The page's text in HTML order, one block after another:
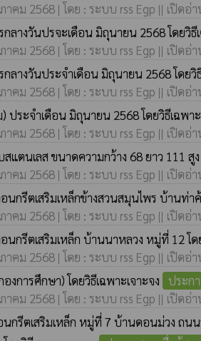
คม 2568 | โดย : ระบบ rss Egp || เปิดอ่
ลางวันปรจะเดือน มิถุนายน 2568 โดยวิธี
คม 2568 | โดย : ระบบ rss Egp || เปิดอ่
ลางวันประจำเดือน มิถุนายน 2568 โดยวิ
คม 2568 | โดย : ระบบ rss Egp || เปิดอ่
ประจำเดือน มิถุนายน 2568 โดยวิธีเฉพา
คม 2568 | โดย : ระบบ rss Egp || เปิดอ่
แตนเลส ขนาดความกว้าง 68 ยาว 111 สูง
คม 2568 | โดย : ระบบ rss Egp || เปิดอ่
นกรีตเสริมเหล็กข้างสวนสมุนไพร บ้านท่
คม 2568 | โดย : ระบบ rss Egp || เปิดอ่
กรีตเสริมเหล็ก บ้านนาหลวง หมู่ที่ 12 โด
คม 2568 | โดย : ระบบ rss Egp || เปิดอ่
งการศึกษา) โดยวิธีเฉพาะเจาะจง
ประก
คม 2568 | โดย : ระบบ rss Egp || เปิดอ่
กรีตเสริมเหล็ก หมู่ที่ 7 บ้านดอนม่วง ถน